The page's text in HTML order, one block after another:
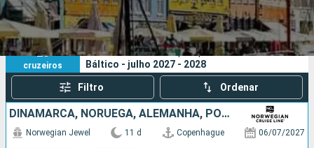
Data de partida
Cidades Companhias
Pesquisar
20
cruzeiros
Os seus critérios de pesquisa:
Báltico - julho 2027 - 2028
Filtro Ordenar
DINAMARCA, NORUEGA, ALEMANHA, POLÓNIA, LETÔNIA, SUÃCIA, ESTÃNIA, FINLÃNDIA
Norwegian Jewel 11 d Copenhague 06/07/2027